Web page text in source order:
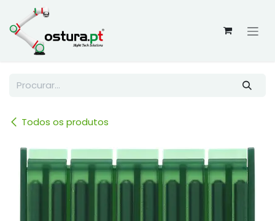
Skip to Content
Todos os produtos